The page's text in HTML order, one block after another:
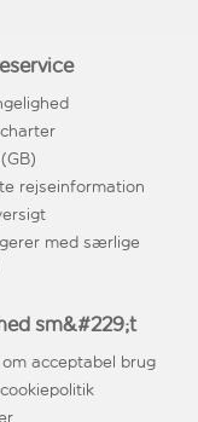
rejseinformation
med særlige
sm&#229;t
acceptabel brug